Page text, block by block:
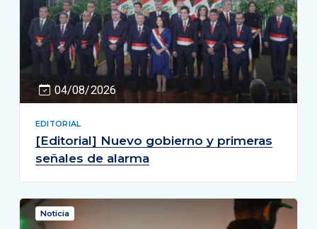
04/08/2026
EDITORIAL
[Editorial] Nuevo gobierno y primeras
señales de alarma
Noticia